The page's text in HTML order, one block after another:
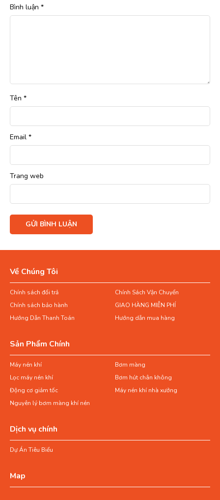
Bình luận *
Tên *
Email *
Trang web
Về Chúng Tôi
Chính sách đổi trả
Chính Sách Vận Chuyển
Chính sách bảo hành
GIAO HÀNG MIỄN PHÍ
Hướng Dẫn Thanh Toán
Hướng dẫn mua hàng
Sản Phẩm Chính
Máy nén khí
Bơm màng
Lọc máy nén khí
Bơm hút chân không
Động cơ giảm tốc
Máy nén khí nhà xưởng
Nguyên lý bơm màng khí nén
Dịch vụ chính
Dự Án Tiêu Biểu
Map